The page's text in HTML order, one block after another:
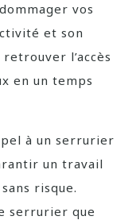
vos
et son
l’accès
en un temps
à un serrurier
un travail
risque.
serrurier que